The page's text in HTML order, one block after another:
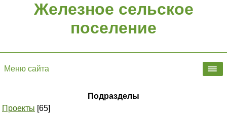
Железное сельское
поселение
Меню сайта
Подразделы
Проекты [65]